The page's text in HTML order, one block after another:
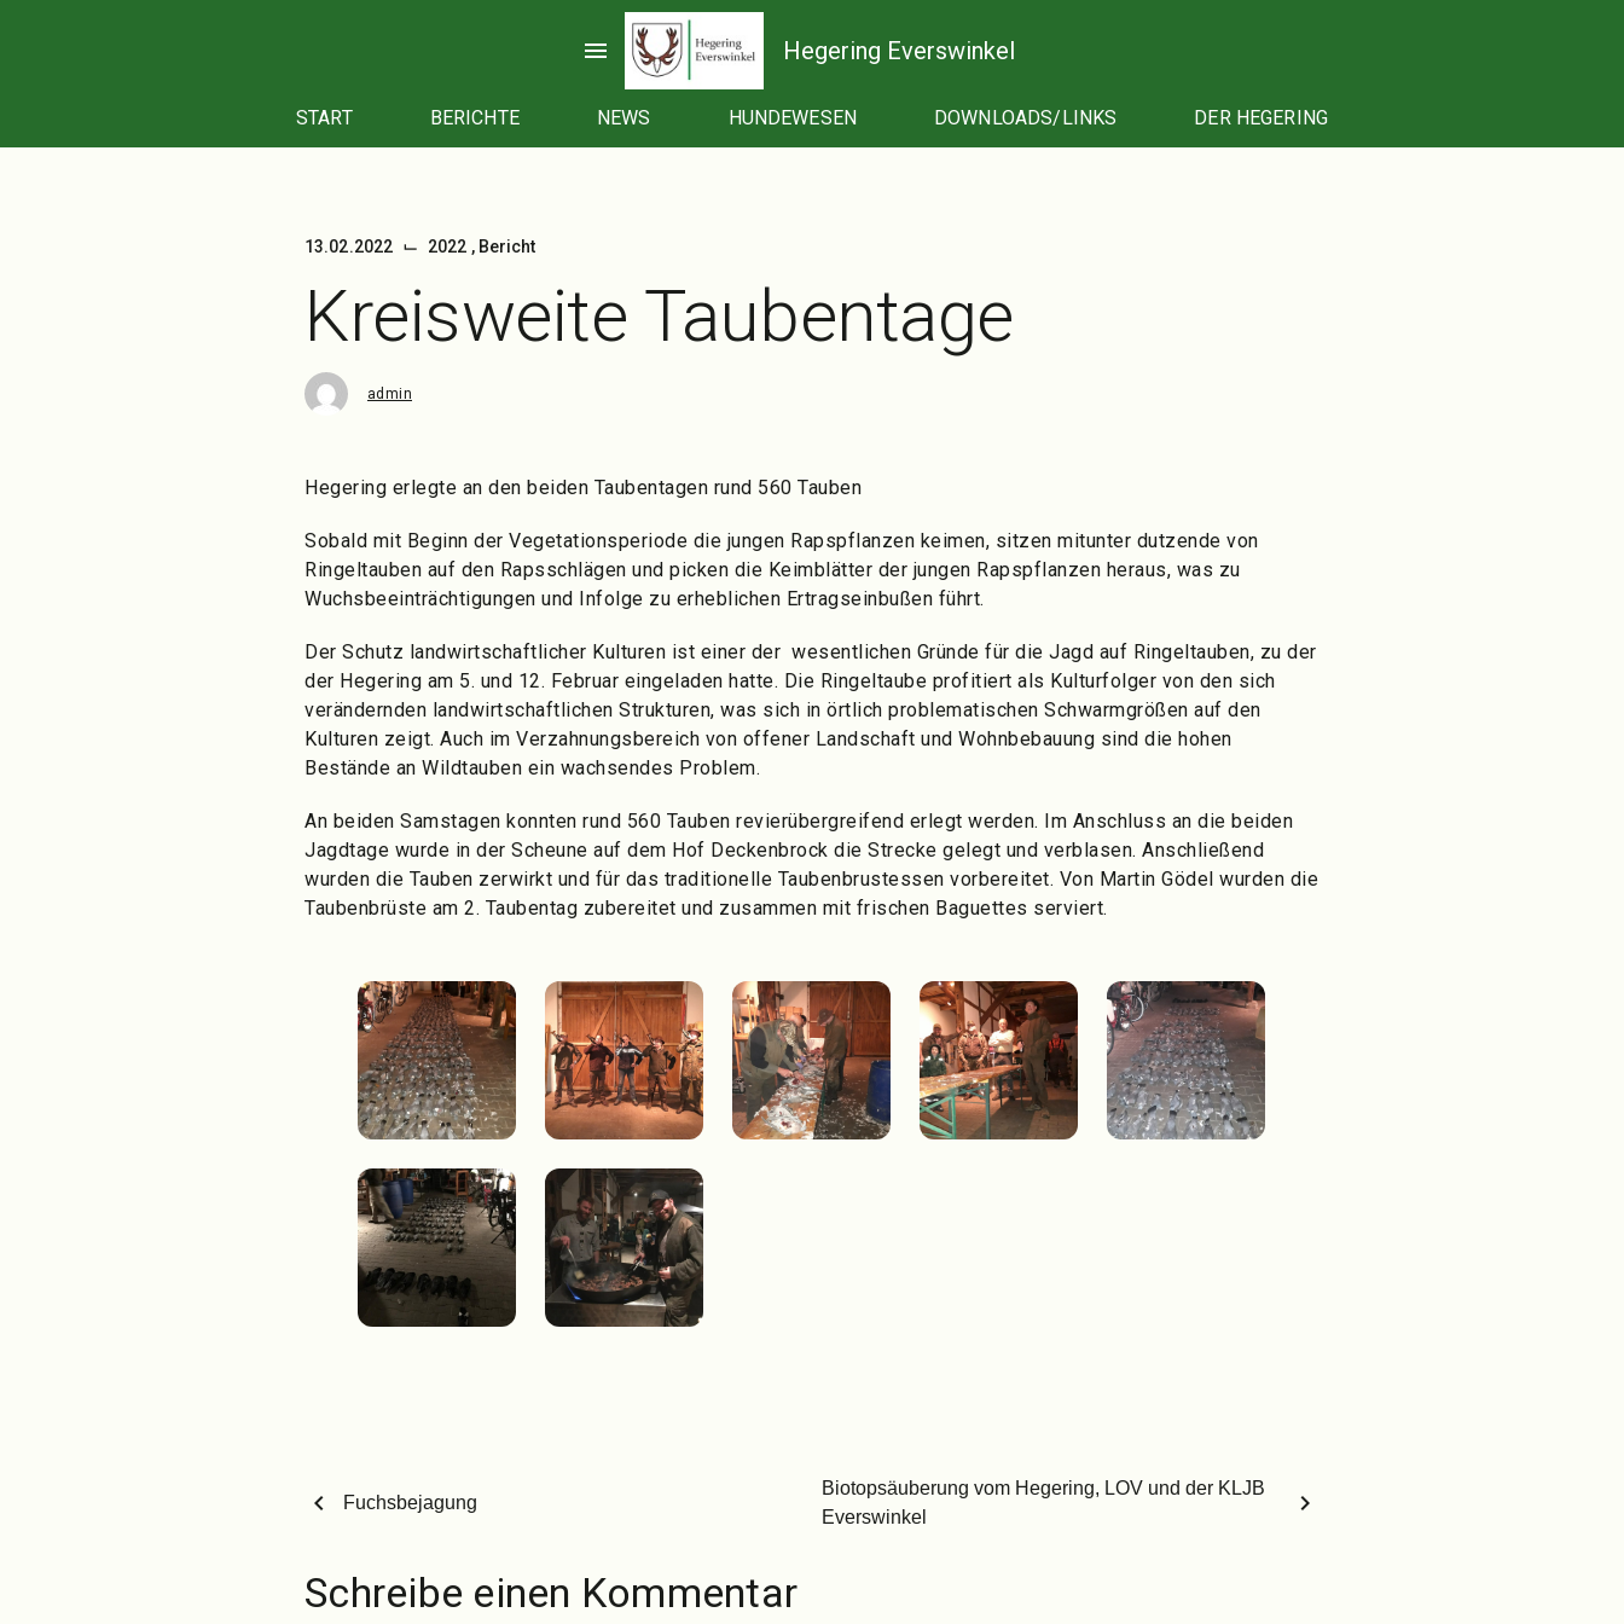
menu Hegering Everswinkel
START BERICHTE NEWS HUNDEWESEN DOWNLOADS/LINKS DER HEGERING
13.02.2022 ⌙ 2022 , Bericht
Kreisweite Taubentage
admin
Hegering erlegte an den beiden Taubentagen rund 560 Tauben
Sobald mit Beginn der Vegetationsperiode die jungen Rapspflanzen keimen, sitzen mitunter dutzende von
Ringeltauben auf den Rapsschlägen und picken die Keimblätter der jungen Rapspflanzen heraus, was zu
Wuchsbeeinträchtigungen und Infolge zu erheblichen Ertragseinbußen führt.
Der Schutz landwirtschaftlicher Kulturen ist einer der wesentlichen Gründe für die Jagd auf Ringeltauben, zu der
der Hegering am 5. und 12. Februar eingeladen hatte. Die Ringeltaube profitiert als Kulturfolger von den sich
verändernden landwirtschaftlichen Strukturen, was sich in örtlich problematischen Schwarmgrößen auf den
Kulturen zeigt. Auch im Verzahnungsbereich von offener Landschaft und Wohnbebauung sind die hohen
Bestände an Wildtauben ein wachsendes Problem.
An beiden Samstagen konnten rund 560 Tauben revierübergreifend erlegt werden. Im Anschluss an die beiden
Jagdtage wurde in der Scheune auf dem Hof Deckenbrock die Strecke gelegt und verblasen. Anschließend
wurden die Tauben zerwirkt und für das traditionelle Taubenbrustessen vorbereitet. Von Martin Gödel wurden die
Taubenbrüste am 2. Taubentag zubereitet und zusammen mit frischen Baguettes serviert.
chevron_left Fuchsbejagung
Biotopsäuberung vom Hegering, LOV und der KLJB
Everswinkel
chevron_right
Schreibe einen Kommentar